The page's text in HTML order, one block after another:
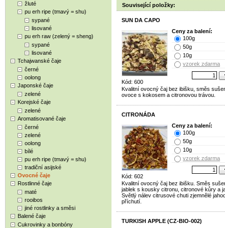
žluté
pu erh ripe (tmavý = shu)
sypané
lisované
pu erh raw (zelený = sheng)
sypané
lisované
Tchajwanské čaje
černé
oolong
Japonské čaje
zelené
Korejské čaje
zelené
Aromatisované čaje
černé
zelené
oolong
bílé
pu erh ripe (tmavý = shu)
tradiční asijské
Ovocné čaje
Rostlinné čaje
maté
rooibos
jiné rostlinky a směsi
Balené čaje
Cukrovinky a bonbóny
Související položky:
SUN DA CAPO
Kód: 600
Ceny za balení:
100g
50g
10g
vzorek zdarma
Kvalitní ovocný čaj bez ibišku, směs
ovoce s kokosem a citronovou trávou.
CITRONÁDA
Kód: 602
Ceny za balení:
100g
50g
10g
vzorek zdarma
Kvalitní ovocný čaj bez ibišku. Směs
jablek s kousky citronu, citronové kůry a
Světlý nálev citrusové chuti zjemnělé
příchutí.
TURKISH APPLE (CZ-BIO-002)